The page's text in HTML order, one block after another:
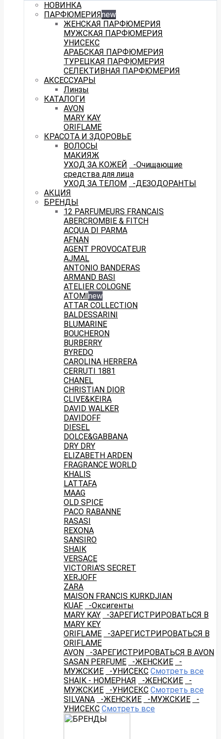
НОВИНКА
ПАРФЮМЕРИЯnew
ЖЕНСКАЯ ПАРФЮМЕРИЯ
МУЖСКАЯ ПАРФЮМЕРИЯ
УНИСЕКС
АРАБСКАЯ ПАРФЮМЕРИЯ
ТУРЕЦКАЯ ПАРФЮМЕРИЯ
СЕЛЕКТИВНАЯ ПАРФЮМЕРИЯ
АКСЕССУАРЫ
Линзы
КАТАЛОГИ
AVON
MARY KAY
ORIFLAME
КРАСОТА И ЗДОРОВЬЕ
ВОЛОСЫ
МАКИЯЖ
УХОД ЗА КОЖЕЙ
-Очищающие
средства для лица
УХОД ЗА ТЕЛОМ
-ДЕЗОДОРАНТЫ
АКЦИЯ
БРЕНДЫ
12 PARFUMEURS FRANCAIS
ABERCROMBIE & FITCH
ACQUA DI PARMA
AFNAN
AGENT PROVOCATEUR
AJMAL
ANTONIO BANDERAS
ARMAND BASI
ATELIER COLOGNE
ATOMI new
ATTAR COLLECTION
BALDESSARINI
BLUMARINE
BOUCHERON
BURBERRY
BYREDO
CAROLINA HERRERA
CERRUTI 1881
CHANEL
CHRISTIAN DIOR
CLIVE&KEIRA
DAVID WALKER
DAVIDOFF
DIESEL
DOLCE&GABBANA
DRY DRY
ELIZABETH ARDEN
FRAGRANCE WORLD
KHALIS
LATTAFA
MAAG
OLD SPICE
PACO RABANNE
RASASI
REXONA
SANSIRO
SHAIK
VERSACE
VICTORIA'S SECRET
XERJOFF
ZARA
MAISON FRANCIS KURKDJIAN
KUAF
-Оксигенты
MARY KAY
-ЗАРЕГИСТРИРОВАТЬСЯ В
MARY KEY
ORIFLAME
-ЗАРЕГИСТРИРОВАТЬСЯ В
ORIFLAME
AVON
-ЗАРЕГИСТРИРОВАТЬСЯ В AVON
SASAN PERFUME
-ЖЕНСКИЕ
-
МУЖСКИЕ
-УНИСЕКС Смотреть все
SHAIK - НОМЕРНАЯ
-ЖЕНСКИЕ
-
МУЖСКИЕ
-УНИСЕКС Смотреть все
SILVANA
-ЖЕНСКИЕ -МУЖСКИЕ
-
УНИСЕКС Смотреть все